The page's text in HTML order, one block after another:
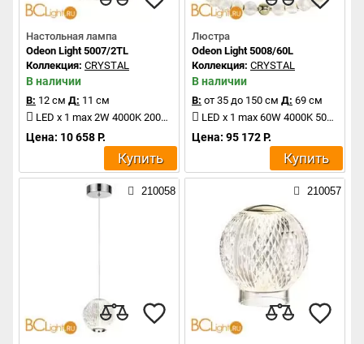
Настольная лампа
Odeon Light 5007/2TL
Коллекция: CRYSTAL
В наличии
В: 12 см Д: 11 см
LED x 1 max 2W 4000K 200Lm
Цена: 10 658 Р.
Купить
Люстра
Odeon Light 5008/60L
Коллекция: CRYSTAL
В наличии
В: от 35 до 150 см Д: 69 см
LED x 1 max 60W 4000K 5058Lm
Цена: 95 172 Р.
Купить
210058 210057